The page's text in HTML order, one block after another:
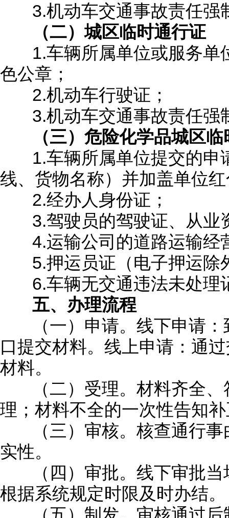
3.机动车交通事故责任强
（二）城区临时通行证
1.车辆所属单位或服务单
色公章；
2.机动车行驶证；
3.机动车交通事故责任强
（三）危险化学品城区
1.车辆所属单位提交的申
线、货物名称）并加盖单位
2.经办人身份证；
3.驾驶员的驾驶证、从业
4.运输公司的道路运输经
5.押运员证（电子押运除
6.车辆无交通违法未处理
五、办理流程
（一）申请。线下申请：
口提交材料。线上申请：通
材料。
（二）受理。材料齐全、
理；材料不全的一次性告知
（三）审核。核查通行事
实性。
（四）审批。线下审批当
根据系统规定时限及时办结。